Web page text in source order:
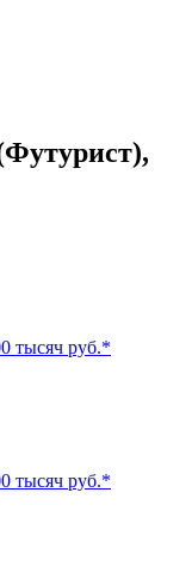
тысяч руб.*
тысяч руб.*